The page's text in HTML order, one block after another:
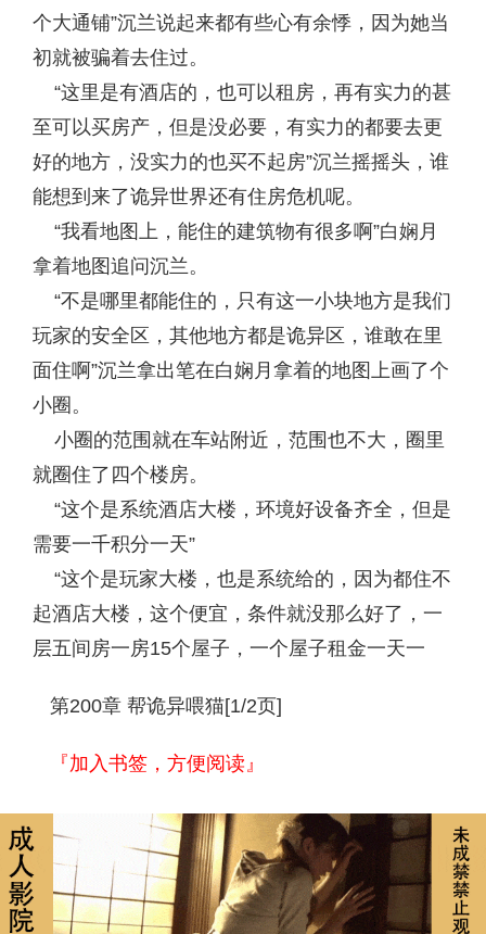
个大通铺”沉兰说起来都有些心有余悸，因为她当
初就被骗着去住过。
“这里是有酒店的，也可以租房，再有实力的甚
至可以买房产，但是没必要，有实力的都要去更
好的地方，没实力的也买不起房”沉兰摇摇头，谁
能想到来了诡异世界还有住房危机呢。
“我看地图上，能住的建筑物有很多啊”白娴月
拿着地图追问沉兰。
“不是哪里都能住的，只有这一小块地方是我们
玩家的安全区，其他地方都是诡异区，谁敢在里
面住啊”沉兰拿出笔在白娴月拿着的地图上画了个
小圈。
小圈的范围就在车站附近，范围也不大，圈里
就圈住了四个楼房。
“这个是系统酒店大楼，环境好设备齐全，但是
需要一千积分一天”
“这个是玩家大楼，也是系统给的，因为都住不
起酒店大楼，这个便宜，条件就没那么好了，一
层五间房一房15个屋子，一个屋子租金一天一
第200章 帮诡异喂猫[1/2页]
『加入书签，方便阅读』